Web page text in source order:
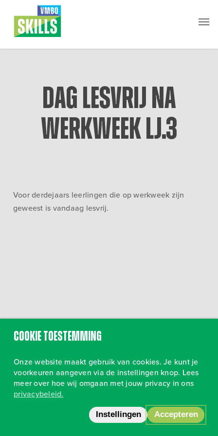
Dag lesvrij na
werkweek lj.3
Voor derdejaars leerlingen die op werkweek zijn
geweest is vandaag lesvrij.
Volg ons op Instagram•Privacy
Cookie toestemming
Onze website maakt gebruik van cookies. Je kunt je
voorkeuren aangeven via de instellingen knop. Lees
meer over hoe wij omgaan met jouw privacy in ons
privacybeleid.
Instellingen Accepteren